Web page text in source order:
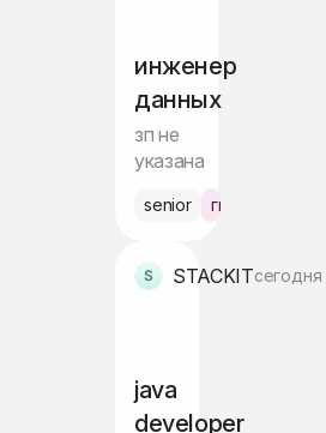
инженер
данных
зп не
указана
senior гибрид Лисбоа
STACKITсегодня
java
developer